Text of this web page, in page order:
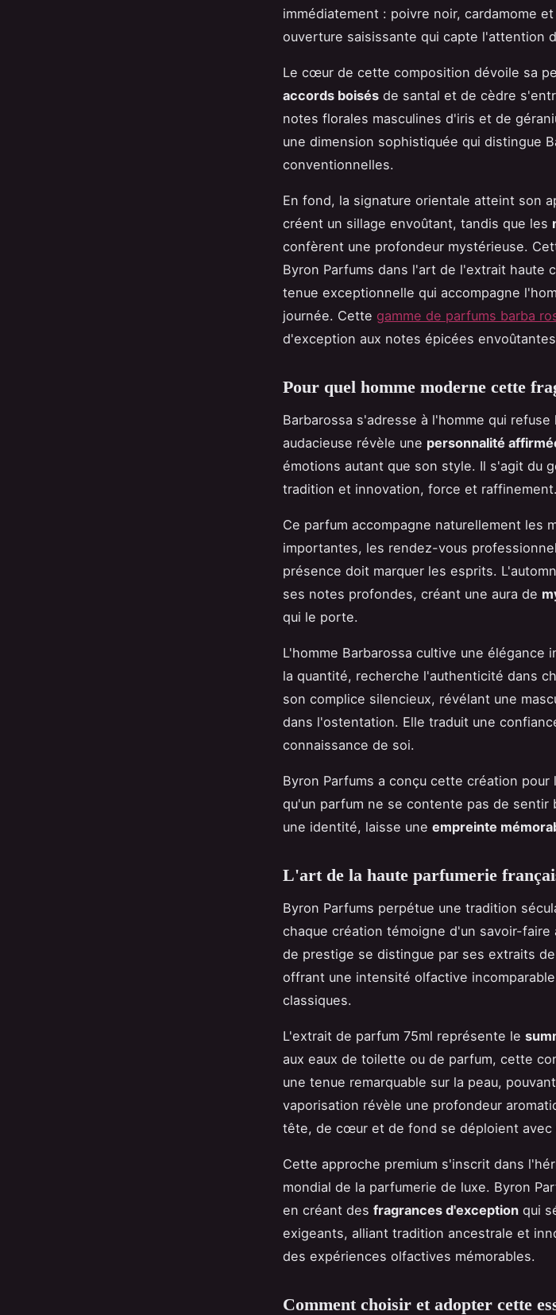
immédiatement : poivre noir, cardamome
ouverture saisissante qui capte l'attention
Le cœur de cette composition dévoile sa
accords boisés de santal et de cèdre
notes florales masculines d'iris et de
une dimension sophistiquée qui distingue
conventionnelles.
En fond, la signature orientale atteint son
créent un sillage envoûtant, tandis que les
confèrent une profondeur mystérieuse.
Byron Parfums dans l'art de l'extrait haute
tenue exceptionnelle qui accompagne
journée. Cette gamme de parfums barba
d'exception aux notes épicées
Pour quel homme moderne cette
Barbarossa s'adresse à l'homme qui
audacieuse révèle une personnalité
émotions autant que son style. Il s'agit du
tradition et innovation, force et raffinement.
Ce parfum accompagne naturellement les
importantes, les rendez-vous
présence doit marquer les esprits.
ses notes profondes, créant une aura de
qui le porte.
L'homme Barbarossa cultive une élégance
la quantité, recherche l'authenticité dans
son complice silencieux, révélant une
dans l'ostentation. Elle traduit une
connaissance de soi.
Byron Parfums a conçu cette création
qu'un parfum ne se contente pas de
une identité, laisse une empreinte
L'art de la haute parfumerie
Byron Parfums perpétue une tradition
chaque création témoigne d'un savoir-
de prestige se distingue par ses extraits
offrant une intensité olfactive
classiques.
L'extrait de parfum 75ml représente le
aux eaux de toilette ou de parfum, cette
une tenue remarquable sur la peau,
vaporisation révèle une profondeur
tête, de cœur et de fond se déploient avec
Cette approche premium s'inscrit dans
mondial de la parfumerie de luxe. Byron
en créant des fragrances d'exception qui
exigeants, alliant tradition ancestrale et
des expériences olfactives mémorables.
Comment choisir et adopter cette